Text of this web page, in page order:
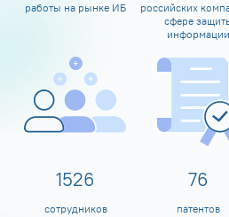
работы на рынке ИБ
российских
сфере
информации
1600
сотрудников
80
патентов